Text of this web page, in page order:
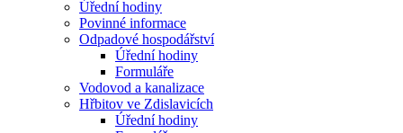
Úřední hodiny
Povinné informace
Odpadové hospodářství
Úřední hodiny
Formuláře
Vodovod a kanalizace
Hřbitov ve Zdislavicích
Úřední hodiny